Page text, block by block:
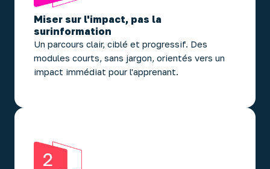
Miser sur l'impact, pas la
surinformation
Un parcours clair, ciblé et progressif. Des
modules courts, sans jargon, orientés vers un
impact immédiat pour l'apprenant.